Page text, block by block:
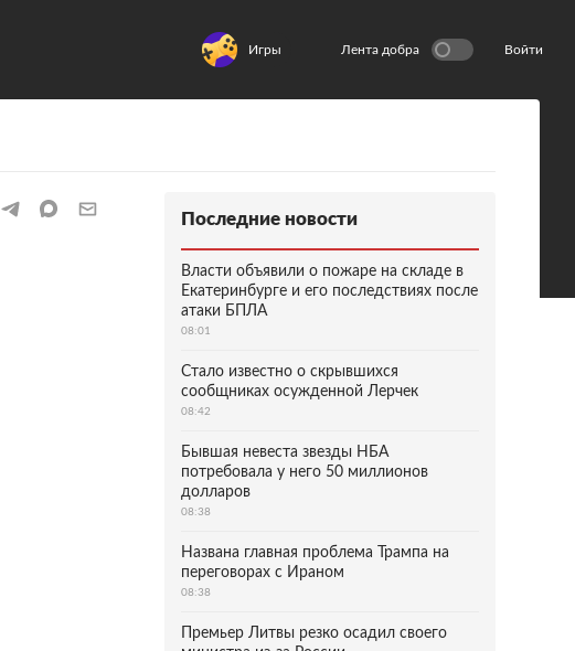
Игры Лента добра Войти
Последние новости
Власти объявили о пожаре на складе в
Екатеринбурге и его последствиях после
атаки БПЛА
08:01
Стало известно о скрывшихся
сообщниках осужденной Лерчек
08:42
Бывшая невеста звезды НБА
потребовала у него 50 миллионов
долларов
08:38
Названа главная проблема Трампа на
переговорах с Ираном
08:38
Премьер Литвы резко осадил своего